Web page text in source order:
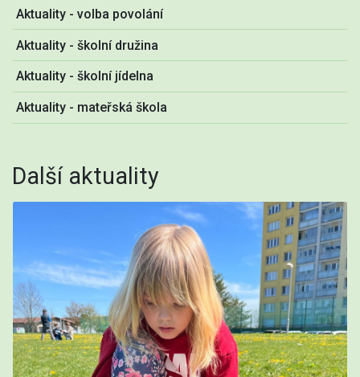
Aktuality - volba povolání
Aktuality - školní družina
Aktuality - školní jídelna
Aktuality - mateřská škola
Další aktuality